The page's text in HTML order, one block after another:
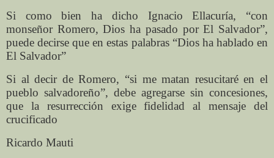
Si como bien ha dicho Ignacio Ellacuría, “con
monseñor Romero, Dios ha pasado por El Salvador”,
puede decirse que en estas palabras “Dios ha hablado en
El Salvador”
Si al decir de Romero, “si me matan resucitaré en el
pueblo salvadoreño”, debe agregarse sin concesiones,
que la resurrección exige fidelidad al mensaje del
crucificado
Ricardo Mauti